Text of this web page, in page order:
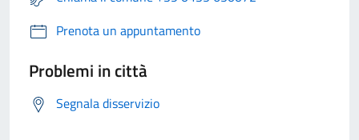
Prenota un appuntamento
Problemi in città
Segnala disservizio